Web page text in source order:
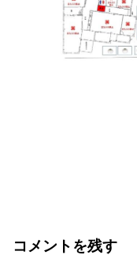
コメントを残す